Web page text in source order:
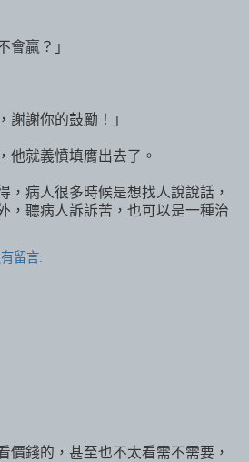
會贏？」
謝謝你的鼓勵！」
他就義憤填膺出去了。
，病人很多時候是想找人說說話，
，聽病人訴訴苦，也可以是一種治
留言:
價錢的，甚至也不太看需不需要，